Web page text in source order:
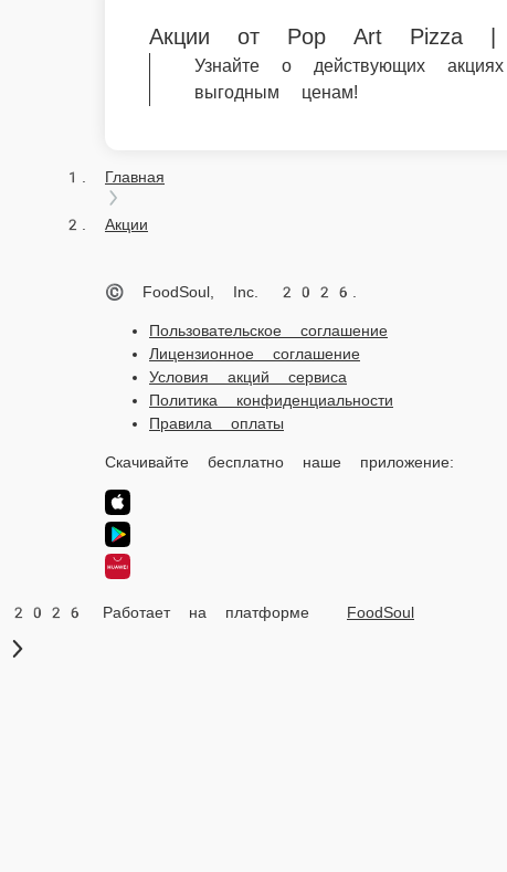
Узнайте о действующих акциях и
Акции
© FoodSoul, Inc. 2026.
Лицензионное соглашение
Условия акций сервиса
Политика конфиденциальности
Правила оплаты
Скачивайте бесплатно наше приложение:
2026 Работает на платформе